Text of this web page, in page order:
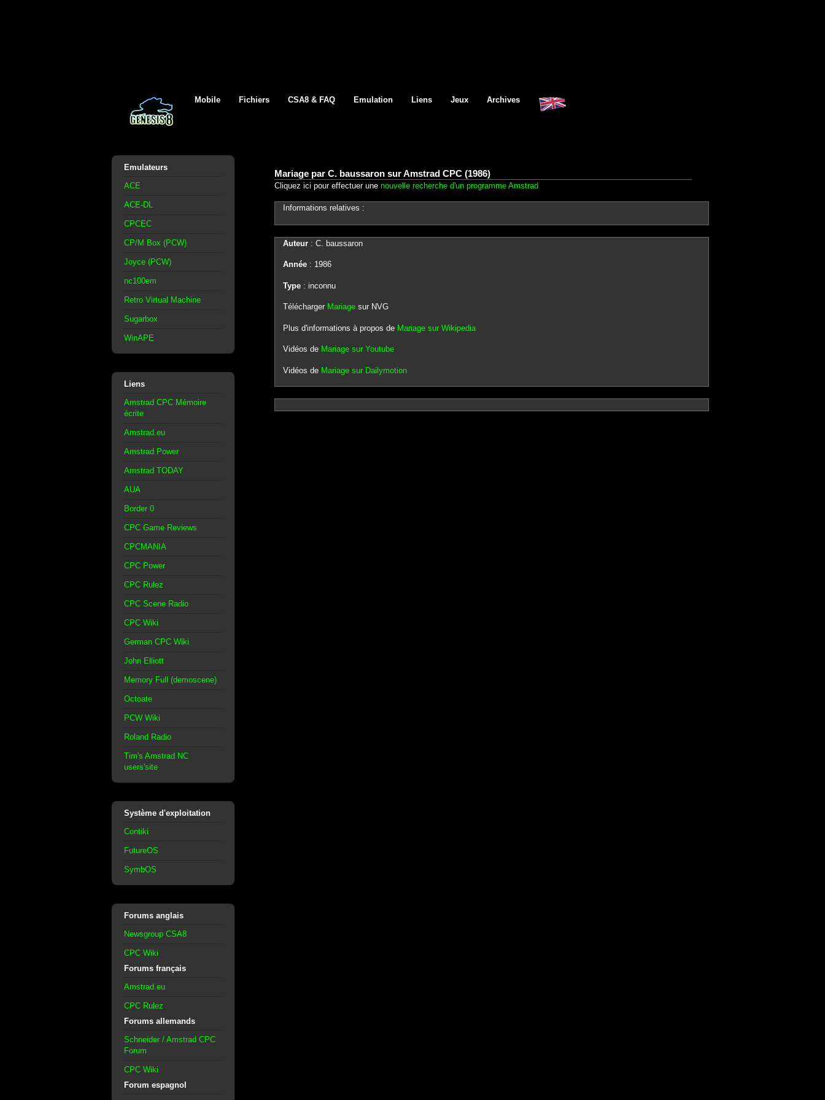
Mobile Fichiers CSA8 & FAQ Emulation Liens Jeux Archives
Emulateurs
ACE
ACE-DL
CPCEC
CP/M Box (PCW)
Joyce (PCW)
nc100em
Retro Virtual Machine
Sugarbox
WinAPE
Liens
Amstrad CPC Mémoire
écrite
Amstrad.eu
Amstrad Power
Amstrad TODAY
AUA
Border 0
CPC Game Reviews
CPCMANIA
CPC Power
CPC Rulez
CPC Scene Radio
CPC Wiki
German CPC Wiki
John Elliott
Memory Full (demoscene)
Octoate
PCW Wiki
Roland Radio
Tim's Amstrad NC
users'site
Système d'exploitation
Contiki
FutureOS
SymbOS
Forums anglais
Newsgroup CSA8
CPC Wiki
Forums français
Amstrad.eu
CPC Rulez
Forums allemands
Schneider / Amstrad CPC
Forum
CPC Wiki
Forum espagnol
Mariage par C. baussaron sur Amstrad CPC (1986)
Cliquez ici pour effectuer une nouvelle recherche d'un programme Amstrad
Informations relatives :
Auteur: C. baussaron
Année: 1986
Type: inconnu
Télécharger Mariagesur NVG
Plus d'informations à propos de Mariage sur Wikipedia
Vidéos de Mariage sur Youtube
Vidéos de Mariage sur Dailymotion